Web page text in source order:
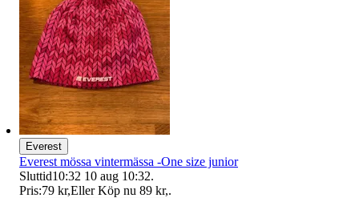
Everest
Everest mössa vintermässa -One size junior
Sluttid10:32 10 aug 10:32.
Pris:79 kr,Eller Köp nu 89 kr,.